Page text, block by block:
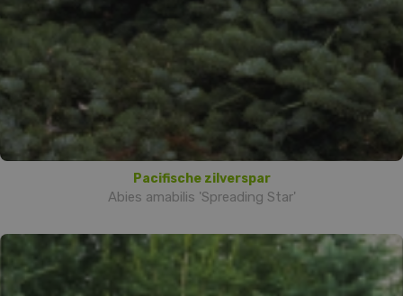
Pacifische zilverspar
Abies amabilis 'Spreading Star'